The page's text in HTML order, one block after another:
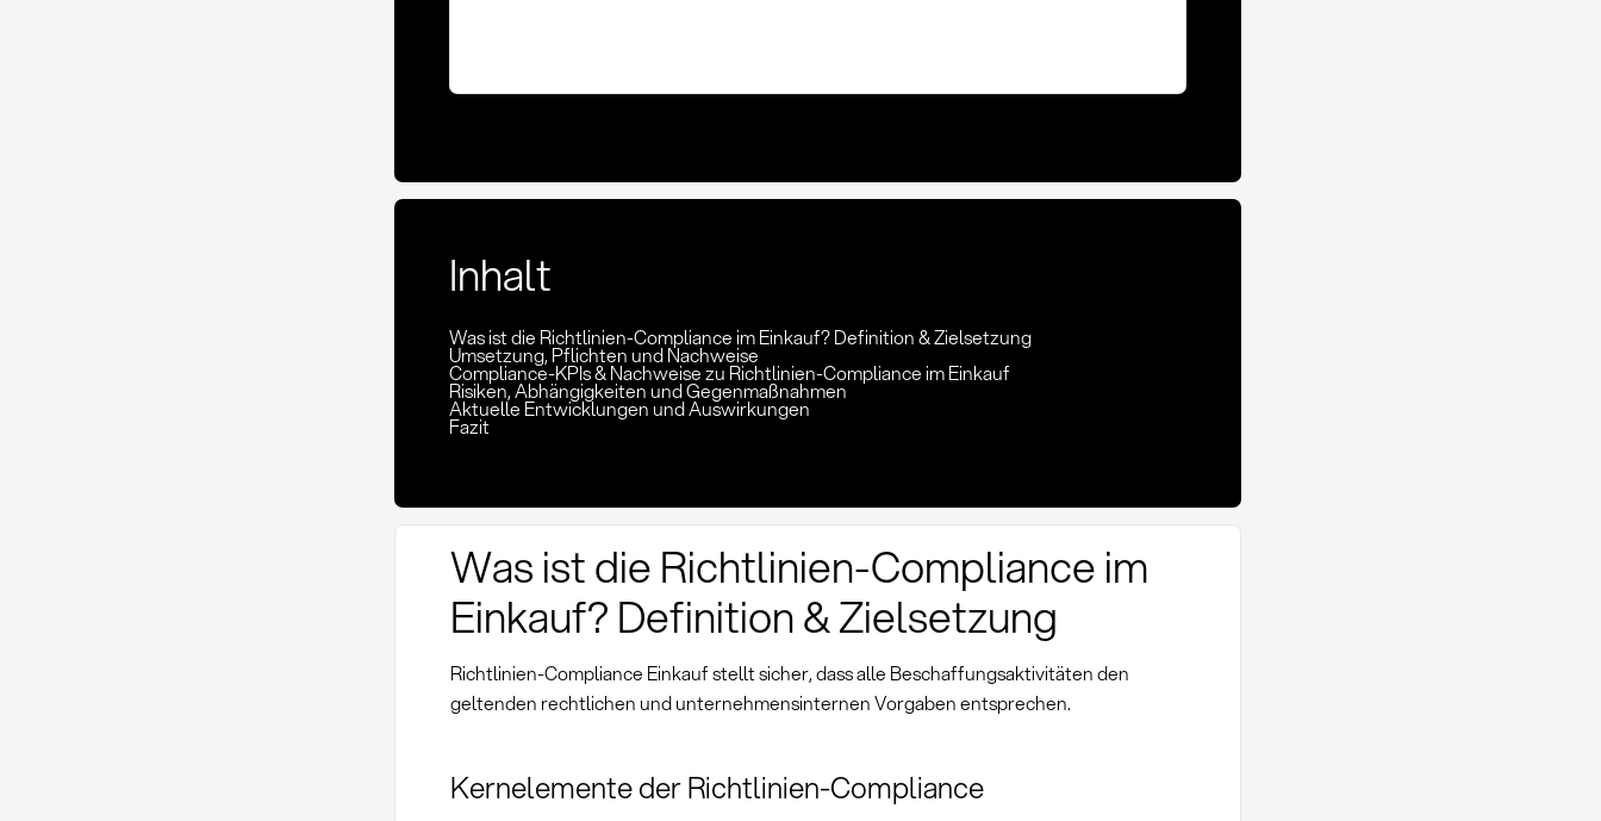
Inhalt
Was ist die Richtlinien-Compliance im Einkauf? Definition & Zielsetzung
Umsetzung, Pflichten und Nachweise
Compliance-KPIs & Nachweise zu Richtlinien-Compliance im Einkauf
Risiken, Abhängigkeiten und Gegenmaßnahmen
Aktuelle Entwicklungen und Auswirkungen
Fazit
Was ist die Richtlinien-Compliance im
Einkauf? Definition & Zielsetzung
Richtlinien-Compliance Einkauf stellt sicher, dass alle Beschaffungsaktivitäten den
geltenden rechtlichen und unternehmensinternen Vorgaben entsprechen.
Kernelemente der Richtlinien-Compliance